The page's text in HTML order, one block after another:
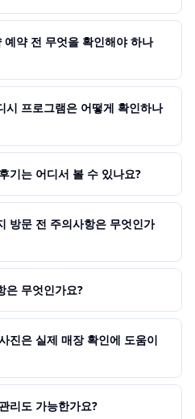
약 전 무엇을 확인해야 하나
시 프로그램은 어떻게 확인하나
기는 어디서 볼 수 있나요?
방문 전 주의사항은 무엇인가
은 무엇인가요?
진은 실제 매장 확인에 도움이
리도 가능한가요?